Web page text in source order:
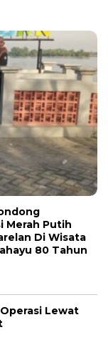
Merah Putih
Di Wisata
80 Tahun
Lewat